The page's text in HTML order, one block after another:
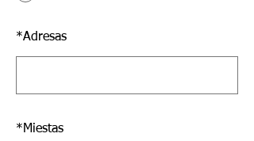
*Adresas
* Miestas